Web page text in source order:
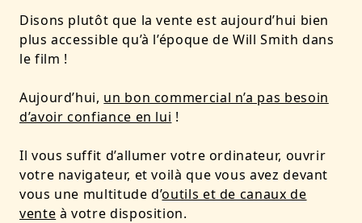
Disons plutôt que la vente est aujourd’hui bien
plus accessible qu’à l’époque de Will Smith dans
le film !
Aujourd’hui, un bon commercial n’a pas besoin
d’avoir confiance en lui !
Il vous suffit d’allumer votre ordinateur, ouvrir
votre navigateur, et voilà que vous avez devant
vous une multitude d’outils et de canaux de
vente à votre disposition.